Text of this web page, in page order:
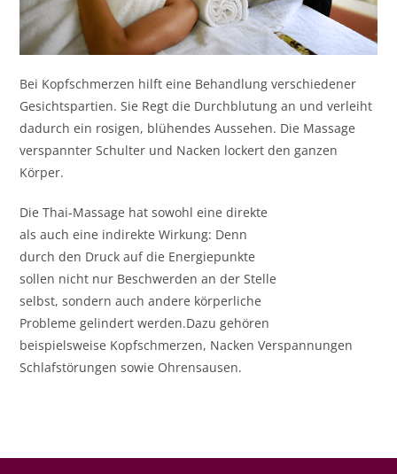
Bei Kopfschmerzen hilft eine Behandlung verschiedener
Gesichtspartien. Sie Regt die Durchblutung an und verleiht
dadurch ein rosigen, blühendes Aussehen. Die Massage
verspannter Schulter und Nacken lockert den ganzen
Körper.
Die Thai-Massage hat sowohl eine direkte
als auch eine indirekte Wirkung: Denn
durch den Druck auf die Energiepunkte
sollen nicht nur Beschwerden an der Stelle
selbst, sondern auch andere körperliche
Probleme gelindert werden.Dazu gehören
beispielsweise Kopfschmerzen, Nacken Verspannungen
Schlafstörungen sowie Ohrensausen.